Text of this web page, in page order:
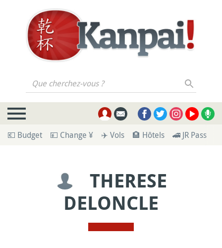
Que cherchez-vous ?
💶 Budget 💴 Change ¥ ✈️ Vols 🏨 Hôtels 🚄 JR Pass
THERESE
DELONCLE